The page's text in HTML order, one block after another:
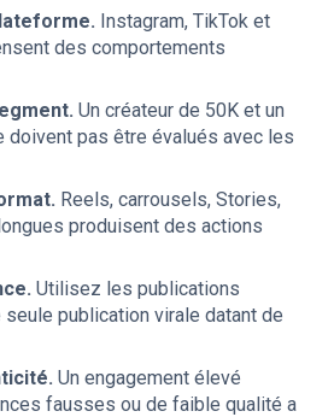
Instagram, TikTok et
des comportements
Un créateur de 50K et un
doivent pas être évalués avec les
Reels, carrousels, Stories,
produisent des actions
Utilisez les publications
publication virale datant de
Un engagement élevé
fausses ou de faible qualité a